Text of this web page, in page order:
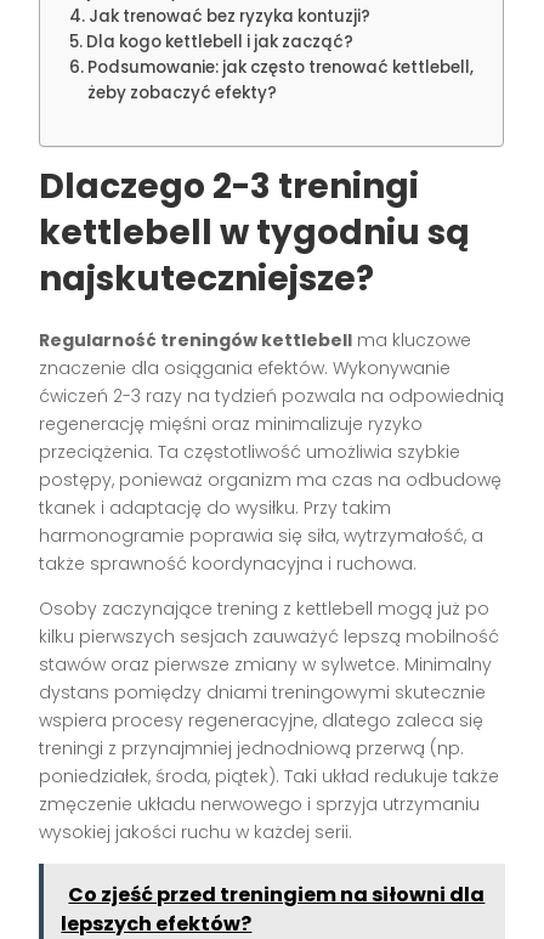
Jak trenować bez ryzyka kontuzji?
Dla kogo kettlebell i jak zacząć?
Podsumowanie: jak często trenować kettlebell,
żeby zobaczyć efekty?
Dlaczego 2-3 treningi
kettlebell w tygodniu są
najskuteczniejsze?
Regularność treningów kettlebell ma kluczowe
znaczenie dla osiągania efektów. Wykonywanie
ćwiczeń 2-3 razy na tydzień pozwala na odpowiednią
regenerację mięśni oraz minimalizuje ryzyko
przeciążenia. Ta częstotliwość umożliwia szybkie
postępy, ponieważ organizm ma czas na odbudowę
tkanek i adaptację do wysiłku. Przy takim
harmonogramie poprawia się siła, wytrzymałość, a
także sprawność koordynacyjna i ruchowa.
Osoby zaczynające trening z kettlebell mogą już po
kilku pierwszych sesjach zauważyć lepszą mobilność
stawów oraz pierwsze zmiany w sylwetce. Minimalny
dystans pomiędzy dniami treningowymi skutecznie
wspiera procesy regeneracyjne, dlatego zaleca się
treningi z przynajmniej jednodniową przerwą (np.
poniedziałek, środa, piątek). Taki układ redukuje także
zmęczenie układu nerwowego i sprzyja utrzymaniu
wysokiej jakości ruchu w każdej serii.
Co zjeść przed treningiem na siłowni dla
lepszych efektów?